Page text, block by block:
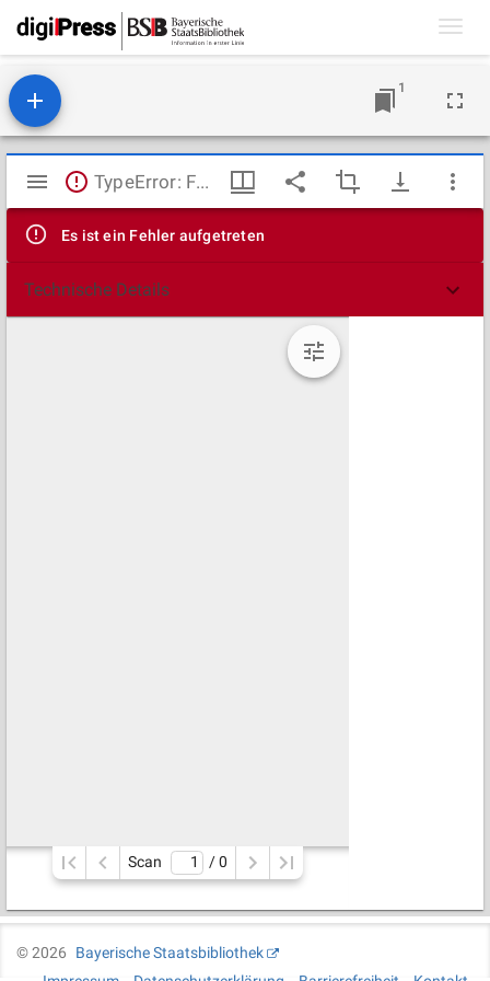
1
Mirador
Viewer
TypeError: Failed to fetch
Es ist ein Fehler aufgetreten
Technische Details
Scan / 0
©2026
Bayerische Staatsbibliothek